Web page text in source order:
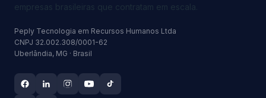
empresas brasileiras que contratam em escala.
Peply Tecnologia em Recursos Humanos Ltda
CNPJ 32.002.308/0001-62
Uberlândia, MG · Brasil